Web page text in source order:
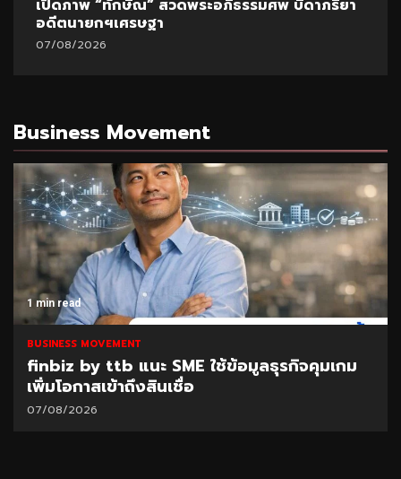
เปิดภาพ “ทักษิณ” สวดพระอภิธรรมศพ บิดาภริยา
อดีตนายกฯเศรษฐา
07/08/2026
Business Movement
1 min read
BUSINESS MOVEMENT
finbiz by ttb แนะ SME ใช้ข้อมูลธุรกิจคุมเกม
เพิ่มโอกาสเข้าถึงสินเชื่อ
07/08/2026